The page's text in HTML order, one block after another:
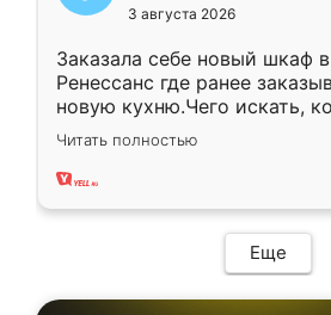
3 августа 2026
Заказала себе новый шкаф
Ренессанс где ранее
новую кухню.Чего искать,
вполне довольна. Служит
два года, нареканий нет.
Читать полностью
Еще